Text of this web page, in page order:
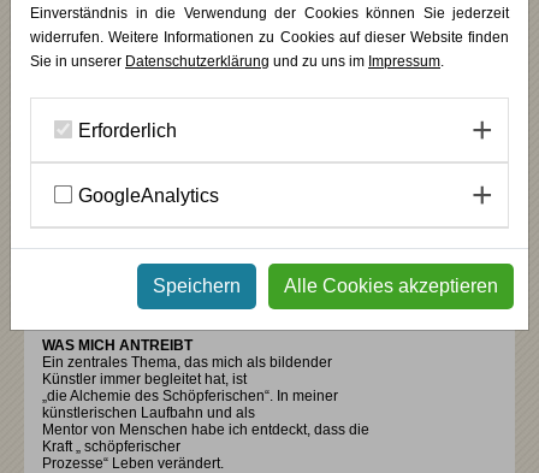
Freiberuflicher Künstler. Dozent: Prozesse in der Kunst und in
ZURÜCK
WAS MICH ANTREIBT
Ein zentrales Thema, das mich als bildender
Künstler immer begleitet hat, ist
„die Alchemie des Schöpferischen“. In meiner
künstlerischen Laufbahn und als
Mentor von Menschen habe ich entdeckt, dass die
Kraft „ schöpferischer
Prozesse“ Leben verändert.
Einverständnis in die Verwendung der Cookies können Sie jederzeit
widerrufen. Weitere Informationen zu Cookies auf dieser Website finden
Sie in unserer Datenschutzerklärung und zu uns im Impressum.
Erforderlich
GoogleAnalytics
Speichern Alle Cookies akzeptieren